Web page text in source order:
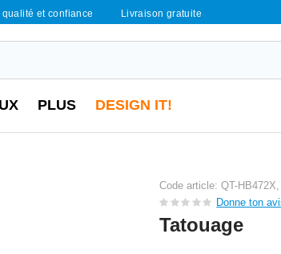
qualité et confiance Livraison gratuite
PLUS DESIGN IT!
Code article: QT-HB472X,
Donne ton
Tatouage